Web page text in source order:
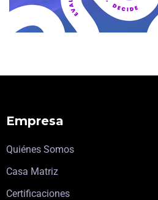
Empresa
Quiénes Somos
Casa Matriz
Certificaciones